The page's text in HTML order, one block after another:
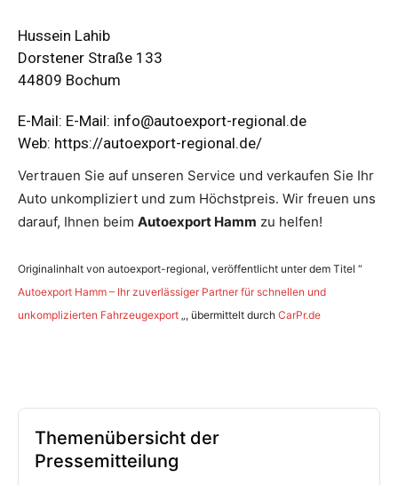
Hussein Lahib
Dorstener Straße 133
44809 Bochum
E-Mail: E-Mail: info@autoexport-regional.de
Web: https://autoexport-regional.de/
Vertrauen Sie auf unseren Service und verkaufen Sie Ihr
Auto unkompliziert und zum Höchstpreis. Wir freuen uns
darauf, Ihnen beim Autoexport Hamm zu helfen!
Originalinhalt von autoexport-regional, veröffentlicht unter dem Titel “
Autoexport Hamm – Ihr zuverlässiger Partner für schnellen und
unkomplizierten Fahrzeugexport „, übermittelt durch CarPr.de
Themenübersicht der
Pressemitteilung